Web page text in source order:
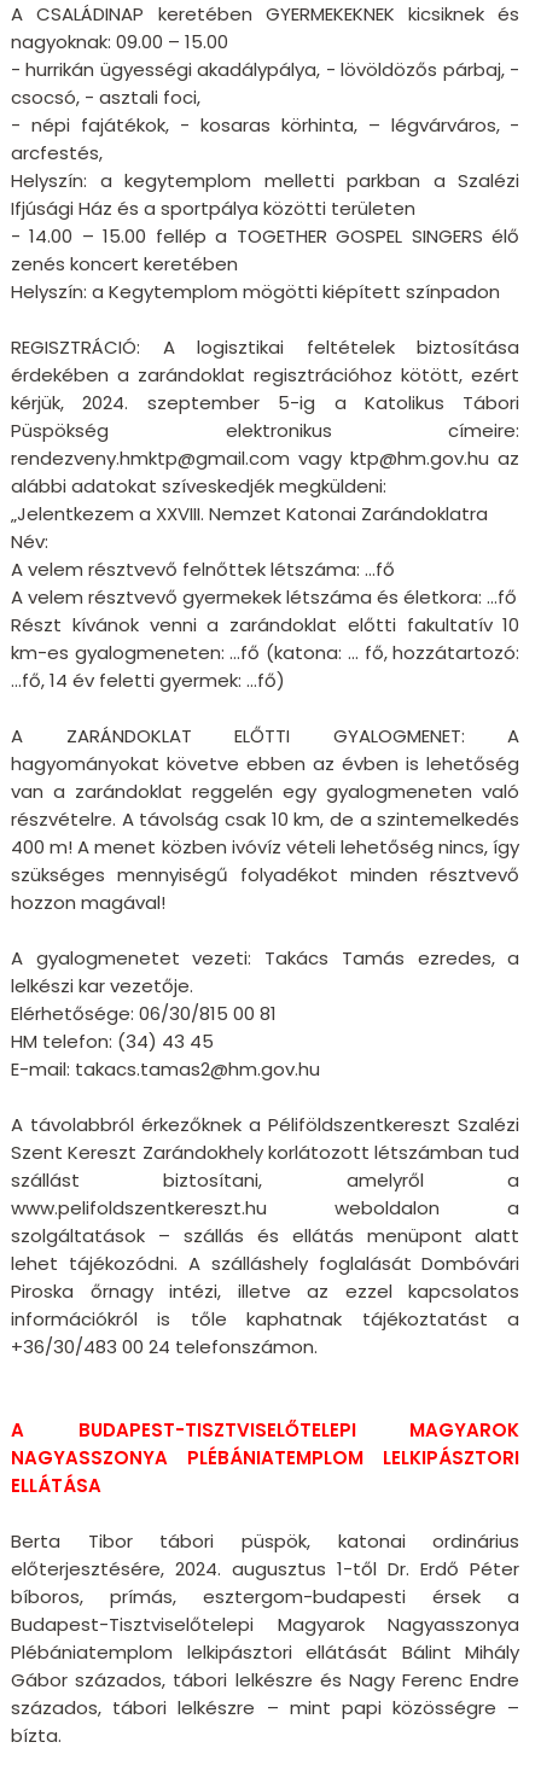
A CSALÁDINAP keretében GYERMEKEKNEK kicsiknek és
nagyoknak: 09.00 – 15.00
- hurrikán ügyességi akadálypálya, - lövöldözős párbaj, -
csocsó, - asztali foci,
- népi fajátékok, - kosaras körhinta, – légvárváros, -
arcfestés,
Helyszín: a kegytemplom melletti parkban a Szalézi
Ifjúsági Ház és a sportpálya közötti területen
- 14.00 – 15.00 fellép a TOGETHER GOSPEL SINGERS élő
zenés koncert keretében
Helyszín: a Kegytemplom mögötti kiépített színpadon
REGISZTRÁCIÓ: A logisztikai feltételek biztosítása
érdekében a zarándoklat regisztrációhoz kötött, ezért
kérjük, 2024. szeptember 5-ig a Katolikus Tábori
Püspökség elektronikus címeire:
rendezveny.hmktp@gmail.com vagy ktp@hm.gov.hu az
alábbi adatokat szíveskedjék megküldeni:
„Jelentkezem a XXVIII. Nemzet Katonai Zarándoklatra
Név:
A velem résztvevő felnőttek létszáma: …fő
A velem résztvevő gyermekek létszáma és életkora: …fő
Részt kívánok venni a zarándoklat előtti fakultatív 10
km-es gyalogmeneten: …fő (katona: … fő, hozzátartozó:
…fő, 14 év feletti gyermek: …fő)
A ZARÁNDOKLAT ELŐTTI GYALOGMENET: A
hagyományokat követve ebben az évben is lehetőség
van a zarándoklat reggelén egy gyalogmeneten való
részvételre. A távolság csak 10 km, de a szintemelkedés
400 m! A menet közben ivóvíz vételi lehetőség nincs, így
szükséges mennyiségű folyadékot minden résztvevő
hozzon magával!
A gyalogmenetet vezeti: Takács Tamás ezredes, a
lelkészi kar vezetője.
Elérhetősége: 06/30/815 00 81
HM telefon: (34) 43 45
E-mail: takacs.tamas2@hm.gov.hu
A távolabbról érkezőknek a Péliföldszentkereszt Szalézi
Szent Kereszt Zarándokhely korlátozott létszámban tud
szállást biztosítani, amelyről a
www.pelifoldszentkereszt.hu weboldalon a
szolgáltatások – szállás és ellátás menüpont alatt
lehet tájékozódni. A szálláshely foglalását Dombóvári
Piroska őrnagy intézi, illetve az ezzel kapcsolatos
információkról is tőle kaphatnak tájékoztatást a
+36/30/483 00 24 telefonszámon.
A BUDAPEST-TISZTVISELŐTELEPI MAGYAROK
NAGYASSZONYA PLÉBÁNIATEMPLOM LELKIPÁSZTORI
ELLÁTÁSA
Berta Tibor tábori püspök, katonai ordinárius
előterjesztésére, 2024. augusztus 1-től Dr. Erdő Péter
bíboros, prímás, esztergom-budapesti érsek a
Budapest-Tisztviselőtelepi Magyarok Nagyasszonya
Plébániatemplom lelkipásztori ellátását Bálint Mihály
Gábor százados, tábori lelkészre és Nagy Ferenc Endre
százados, tábori lelkészre – mint papi közösségre –
bízta.